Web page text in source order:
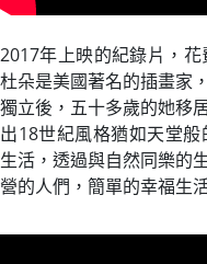
2017年上映的紀錄片，
杜朵是美國著名的插畫家
獨立後，五十多歲的她移
出18世紀風格猶如天堂
生活，透過與自然同樂的
營的人們，簡單的幸福生